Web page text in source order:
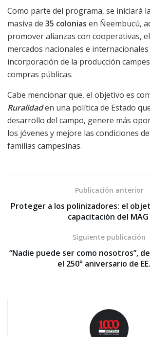
Como parte del programa, se iniciará
masiva de 35 colonias en Ñeembucú,
promover alianzas con cooperativas,
mercados nacionales e internacionales
incorporación de la producción
compras públicas.
Cabe mencionar que, el objetivo es
Ruralidaden una política de Estado
desarrollo del campo, genere más
los jóvenes y mejore las condiciones
familias campesinas.
Publicación anterior
Proteger a los polinizadores: el
capacitación del MAG
Siguiente publicación
“Nadie puede ser como nosotros”,
el 250° aniversario de